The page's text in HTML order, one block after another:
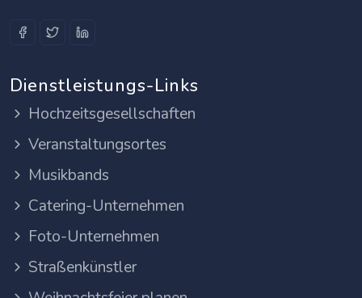
Dienstleistungs-Links
Hochzeitsgesellschaften
Veranstaltungsortes
Musikbands
Catering-Unternehmen
Foto-Unternehmen
Straßenkünstler